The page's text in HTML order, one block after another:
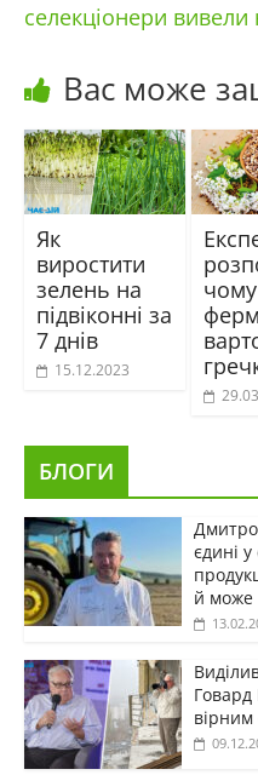
селекціонери
Вас може
Як
виростити
зелень на
підвіконні за
7 днів
15.12.2023
чому
БЛОГИ
Дмитро
єдині
й може
Говард
вірним